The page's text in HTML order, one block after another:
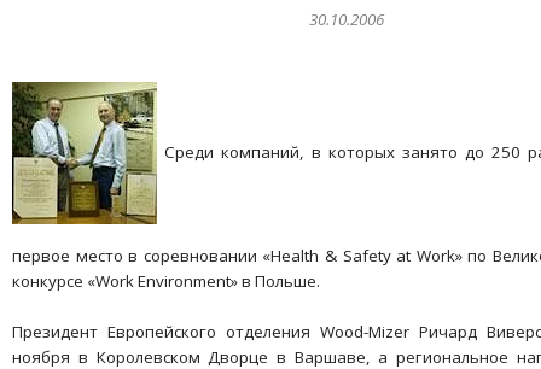
30.10.2006
Среди компаний, в которых занято до 250
первое место в соревновании «Health & Safety at Work» по
конкурсе «Work Environment» в Польше.
Президент Европейского отделения Wood-Mizer Ричард
ноября в Королевском Дворце в Варшаве, а региональное